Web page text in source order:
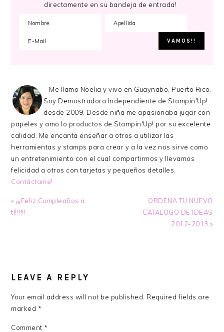
directamente en su bandeja de entrada!
Me llamo Noelia y vivo en Guaynabo, Puerto Rico.
Soy Demostradora Independiente de Stampin'Up!
desde 2009. Desde niña me apasionaba jugar con
papeles y amo lo productos de Stampin'Up! por su excelente
calidad. Me encanta enseñar a otros a utilizar las
herramientas y stamps para crear y a la vez nos sirve como
un entretenimiento con el cual compartirmos y llevamos
felicidad a otros con tarjetas y pequeños detalles.
Contáctame!
Previous
Post:
« ¡¡¡Feliz Cumpleaños a
tí!!!!!!
Next
Post:
ORDENA TU NUEVO
CATALOGO DE IDEAS
2012-2013 »
INTERACTIONS
LEAVE A REPLY
Your email address will not be published. Required fields are
marked *
Comment *